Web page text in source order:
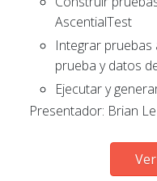
AscentialTest
Integrar
prueba y datos
Ejecutar y
Presentador: Brian